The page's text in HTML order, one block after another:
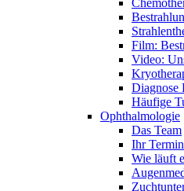
Film:
Video:
Diagnose
Häufige
Ophthalmologie
Das Team
Ihr
Wie läuft